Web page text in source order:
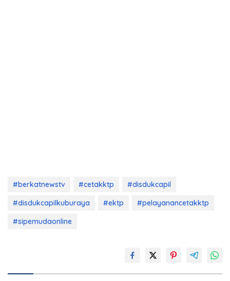
#berkatnewstv #cetakktp
#disdukcapil
#disdukcapilkuburaya
#ektp
#pelayanancetakktp
#sipemudaonline